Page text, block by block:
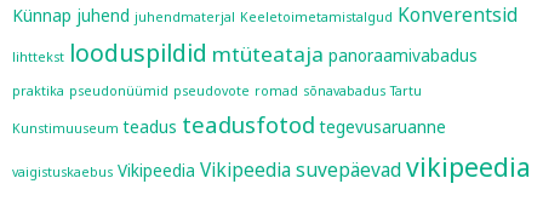
Künnap juhend juhendmaterjal Keeletoimetamistalgud Konverentsid
lihttekst looduspildid mtüteataja panoraamivabadus
praktika pseudonüümid pseudovote romad sõnavabadus Tartu
Kunstimuuseum teadus teadusfotod tegevusaruanne
vaigistuskaebus Vikipeedia Vikipeedia suvepäevadvikipeedia